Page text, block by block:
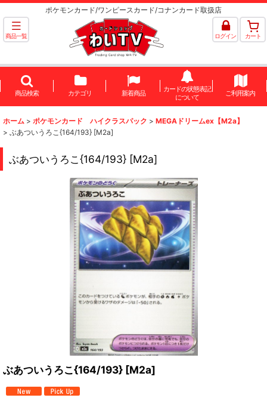
ポケモンカード/ワンピースカード/コナンカード取扱店
商品一覧 ログイン カート
商品検索 カテゴリ 新着商品
カードの状態表記
について
ご利用案内
ホーム > ポケモンカード ハイクラスパック > MEGAドリームex【M2a】
> ぶあついうろこ{164/193} [M2a]
ぶあついうろこ{164/193} [M2a]
ぶあついうろこ{164/193} [M2a]